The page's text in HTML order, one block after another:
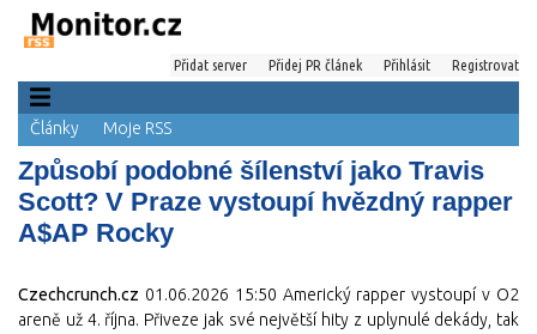
Přidat server Přidej PR článek Přihlásit Registrovat
Články Moje RSS
Způsobí podobné šílenství jako Travis
Scott? V Praze vystoupí hvězdný rapper
A$AP Rocky
Czechcrunch.cz 01.06.2026 15:50 Americký rapper vystoupí v O2
areně už 4. října. Přiveze jak své největší hity z uplynulé dekády, tak